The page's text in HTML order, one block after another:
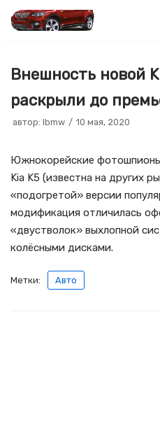
содержимому
Внешность новой
раскрыли до
автор: lbmw 10 мая, 2020
Южнокорейские
Kia K5 (известна на других
«подогретой» версии
модификация отличилась
«двустволок» выхлопной
колёсными дисками.
Метки: Авто